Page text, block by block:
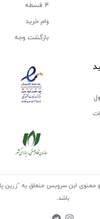
۴ قسطه
وام خرید
بازگشت وجه
معنوی این سرویس متعلق به ”زرین
باشد.